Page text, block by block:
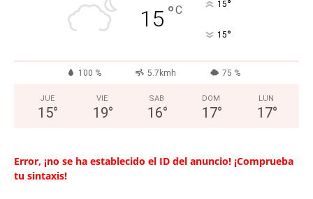
15 °C 15°
15°
100 % 5.7kmh 75 %
JUE
15°
VIE
19°
SAB
16°
DOM
17°
LUN
17°
Error, ¡no se ha establecido el ID del anuncio! ¡Comprueba
tu sintaxis!